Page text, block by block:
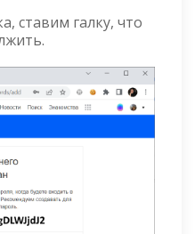
ставим галку, что